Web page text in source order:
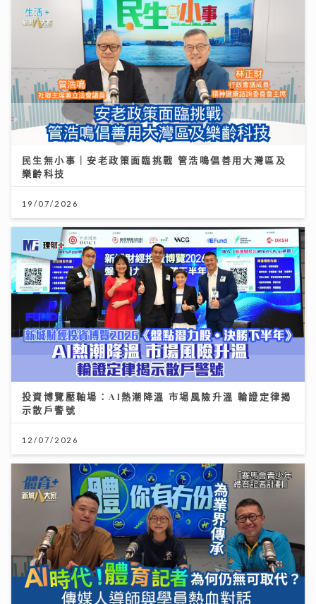
民生無小事｜安老政策面臨挑戰 管浩鳴倡善用大灣區及
樂齡科技
19/07/2026
投資博覽壓軸場：AI熱潮降溫 市場風險升溫 輪證定律揭
示散戶警號
12/07/2026